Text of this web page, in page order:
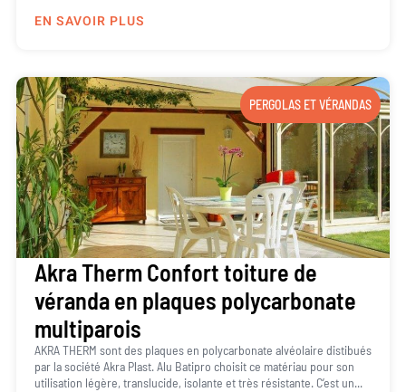
EN SAVOIR PLUS
PERGOLAS ET VÉRANDAS
Akra Therm Confort toiture de
véranda en plaques polycarbonate
multiparois
AKRA THERM sont des plaques en polycarbonate alvéolaire distibués
par la société Akra Plast. Alu Batipro choisit ce matériau pour son
utilisation légère, translucide, isolante et très résistante. C’est un...